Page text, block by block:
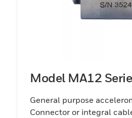
Model MA12
General purpose
Connector or integral